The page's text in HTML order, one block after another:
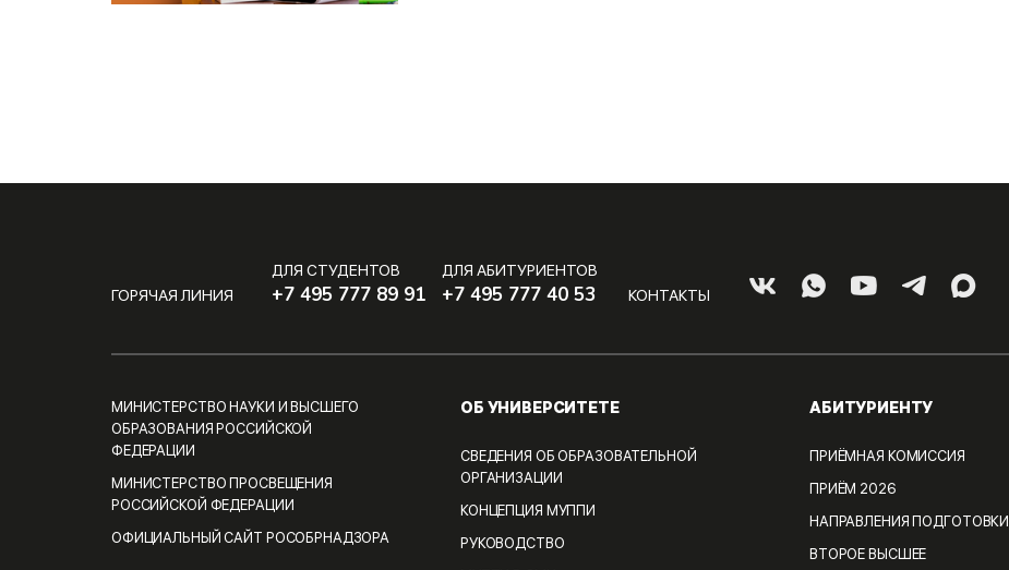
ГОРЯЧАЯ ЛИНИЯ
ДЛЯ СТУДЕНТОВ
+7 495 777 89 91
ДЛЯ АБИТУРИЕНТОВ
+7 495 777 40 53 КОНТАКТЫ
МИНИСТЕРСТВО НАУКИ И ВЫСШЕГО
ОБРАЗОВАНИЯ РОССИЙСКОЙ
ФЕДЕРАЦИИ
МИНИСТЕРСТВО ПРОСВЕЩЕНИЯ
РОССИЙСКОЙ ФЕДЕРАЦИИ
ОФИЦИАЛЬНЫЙ САЙТ РОСОБРНАДЗОРА
ОБ УНИВЕРСИТЕТЕ
СВЕДЕНИЯ ОБ ОБРАЗОВАТЕЛЬНОЙ
ОРГАНИЗАЦИИ
КОНЦЕПЦИЯ МУППИ
РУКОВОДСТВО
АБИТУРИЕНТУ
ПРИЁМНАЯ КОМИССИЯ
ПРИЁМ 2026
НАПРАВЛЕНИЯ ПОДГОТОВКИ
ВТОРОЕ ВЫСШЕЕ